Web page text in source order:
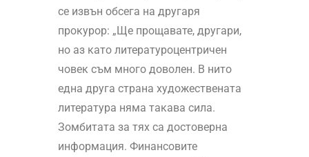
се извън обсега на другаря
прокурор: „Ще прощавате, другари,
но аз като литературоцентричен
човек съм много доволен. В нито
една друга страна художествената
литература няма такава сила.
Зомбитата за тях са достоверна
информация. Финансовите